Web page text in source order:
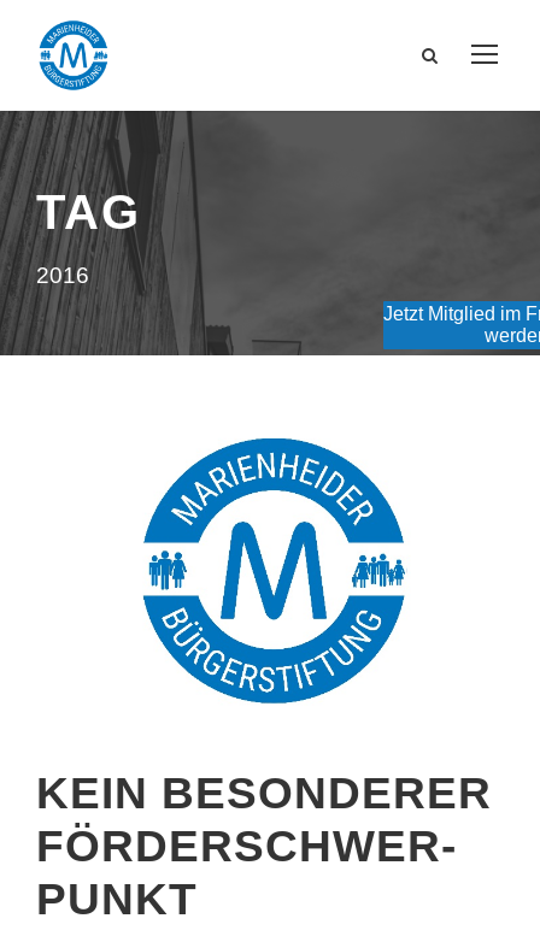
TAG
2016
KEIN BESONDERER
FÖRDERSCHWER­
PUNKT
Jetzt Mitglied im